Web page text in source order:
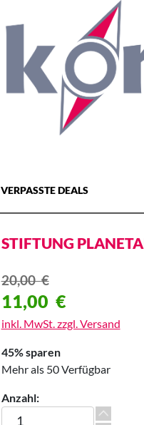
VERPASSTE DEALS
STIFTUNG
20,00€
11,00 €
inkl. MwSt. zzgl. Versand
45% sparen
Mehr als 50 Verfügbar
Anzahl:
Stiftung Planetarium Berlin